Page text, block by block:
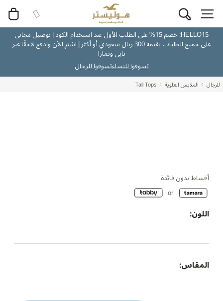
HELLO15: خصم 15% على الطلب الأول عند استخدام الكود | توصيل مجاني
على جميع الطلبات بقيمة 300 ريال سعودي أو أكثر | اشترِ الآن وادفع لاحقًا عبر
تابي وتمارا
تسوقوا للنساءتسوقوا للرجال
للرجال الملابس العلوية Tall Tops
أقساط بدون فائدة
اللون:
المقاس: